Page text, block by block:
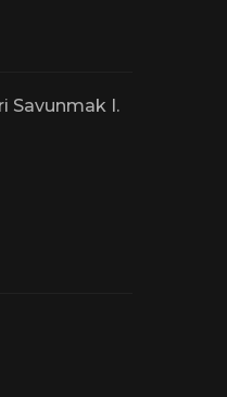
Savunmak I.